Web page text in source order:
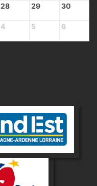
28 29 30
4 5 6